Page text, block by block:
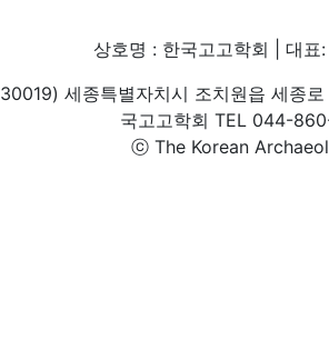
상호명 : 한국고고학회 | 대
30019) 세종특별자치시 조치원읍 세종
국고고학회 TEL 044-
ⓒ The Korean